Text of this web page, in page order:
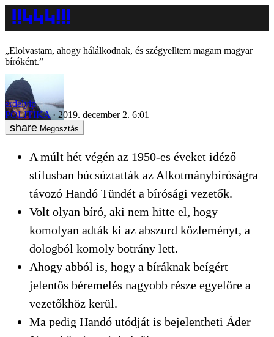
„Elolvastam, ahogy hálálkodnak, és szégyelltem magam magyar
bíróként.”
erdelyip
POLITIKA
2019. december 2. 6:01
Megosztás
A múlt hét végén az 1950-es éveket idéző
stílusban búcsúztatták az Alkotmánybíróságra
távozó Handó Tündét a bírósági vezetők.
Volt olyan bíró, aki nem hitte el, hogy
komolyan adták ki az abszurd közleményt, a
dologból komoly botrány lett.
Ahogy abból is, hogy a bíráknak beígért
jelentős béremelés nagyobb része egyelőre a
vezetőkhöz kerül.
Ma pedig Handó utódját is bejelentheti Áder